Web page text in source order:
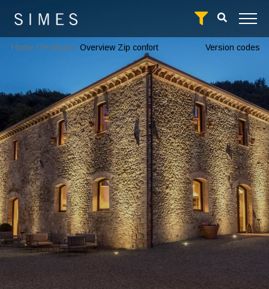
Home / Produits / Overview Zip confort Version codes